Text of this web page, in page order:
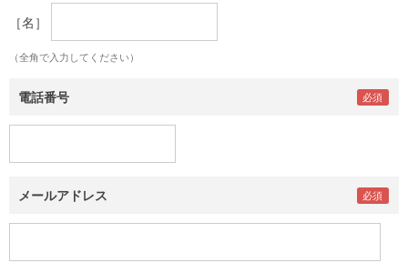
［名］
（全角で入力してください）
電話番号
メールアドレス